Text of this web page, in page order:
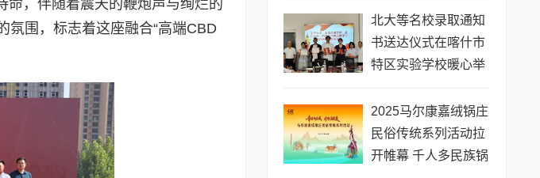
命，伴随着震天的鞭炮声与绚烂的
氛围，标志着这座融合“高端CBD
北大等名校录取通知
书送达仪式在喀什市
特区实验学校暖心举
2025马尔康嘉绒锅庄
民俗传统系列活动拉
开帷幕 千人多民族锅